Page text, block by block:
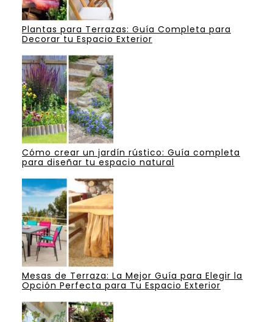
Plantas para Terrazas: Guía Completa para
Decorar tu Espacio Exterior
Cómo crear un jardín rústico: Guía completa
para diseñar tu espacio natural
Mesas de Terraza: La Mejor Guía para Elegir la
Opción Perfecta para Tu Espacio Exterior